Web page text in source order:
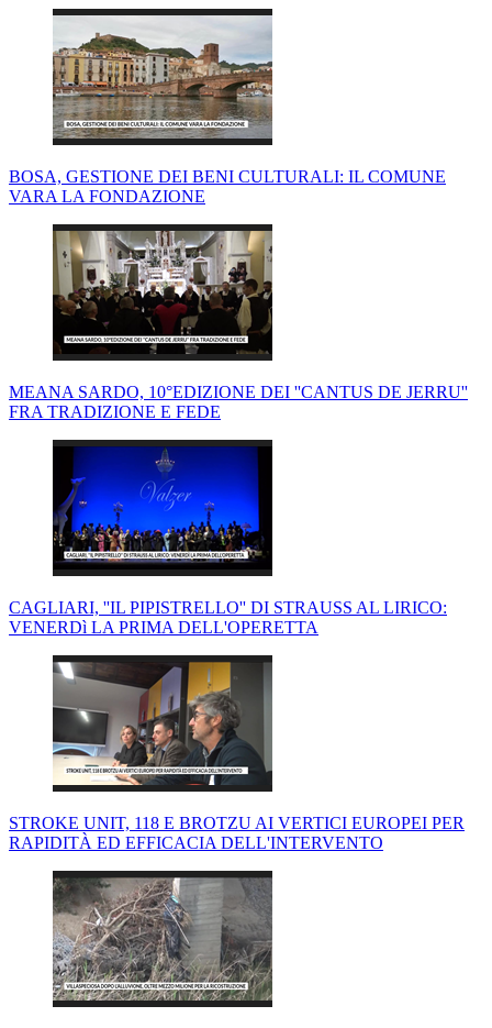
BOSA, GESTIONE DEI BENI CULTURALI: IL COMUNE
VARA LA FONDAZIONE
MEANA SARDO, 10°EDIZIONE DEI ''CANTUS DE JERRU''
FRA TRADIZIONE E FEDE
CAGLIARI, ''IL PIPISTRELLO'' DI STRAUSS AL LIRICO:
VENERDì LA PRIMA DELL'OPERETTA
STROKE UNIT, 118 E BROTZU AI VERTICI EUROPEI PER
RAPIDITÀ ED EFFICACIA DELL'INTERVENTO